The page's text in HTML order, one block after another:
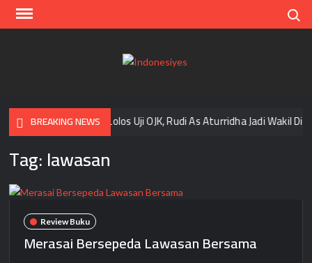
Skip
Opini
BREAKING NEWS
Rupa” Lolos Uji OJK, Rudi As Aturridha Jadi Wakil
Tag:lawasan
Review Buku
Merasai Bersepeda Lawasan Bersama